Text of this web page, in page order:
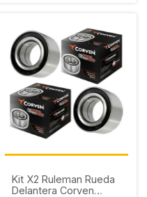
Kit X2 Ruleman Rueda
Delantera Corven